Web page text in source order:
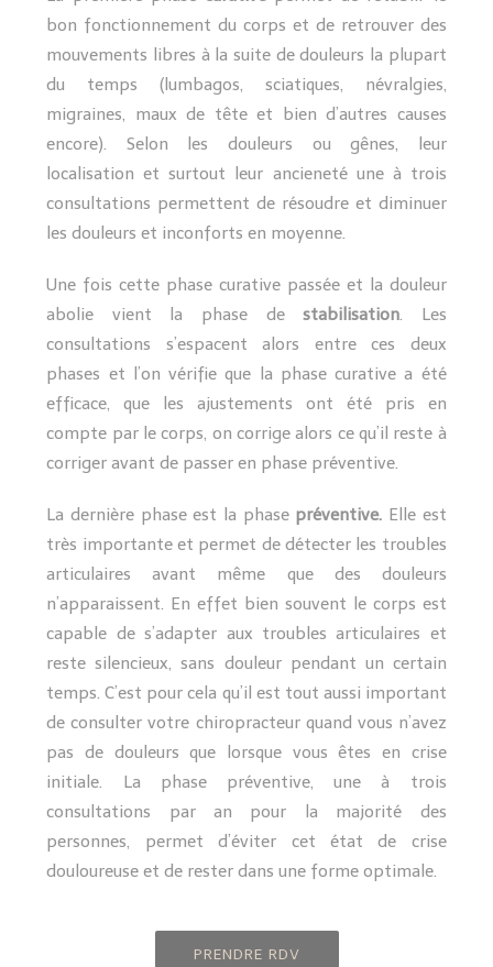
bon fonctionnement du corps et de retrouver des
mouvements libres à la suite de douleurs la plupart
du temps (lumbagos, sciatiques, névralgies,
migraines, maux de tête et bien d’autres causes
encore). Selon les douleurs ou gênes, leur
localisation et surtout leur ancieneté une à trois
consultations permettent de résoudre et diminuer
les douleurs et inconforts en moyenne.
Une fois cette phase curative passée et la douleur
abolie vient la phase destabilisation. Les
consultations s’espacent alors entre ces deux
phases et l’on vérifie que la phase curative a été
efficace, que les ajustements ont été pris en
compte par le corps, on corrige alors ce qu’il reste à
corriger avant de passer en phase préventive.
La dernière phase est la phase préventive. Elle est
très importante et permet de détecter les troubles
articulaires avant même que des douleurs
n’apparaissent. En effet bien souvent le corps est
capable de s’adapter aux troubles articulaires et
reste silencieux, sans douleur pendant un certain
temps. C’est pour cela qu’il est tout aussi important
de consulter votre chiropracteur quand vous n’avez
pas de douleurs que lorsque vous êtes en crise
initiale. La phase préventive, une à trois
consultations par an pour la majorité des
personnes, permet d’éviter cet état de crise
douloureuse et de rester dans une forme optimale.
PRENDRE RDV